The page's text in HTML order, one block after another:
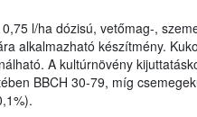
l/ha dózisú, vetőmag-,
alkalmazható készítmény.
A kultúrnövény
BBCH 30-79, míg